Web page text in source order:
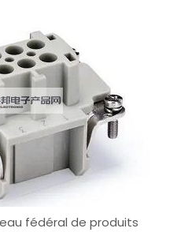
fédéral de produits